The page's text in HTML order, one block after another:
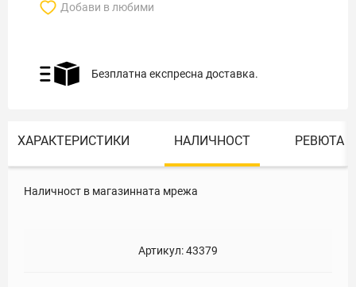
Добави в любими
Безплатна експресна доставка.
ХАРАКТЕРИСТИКИ НАЛИЧНОСТ РЕВЮТА
Наличност в магазинната мрежа
Артикул:43379